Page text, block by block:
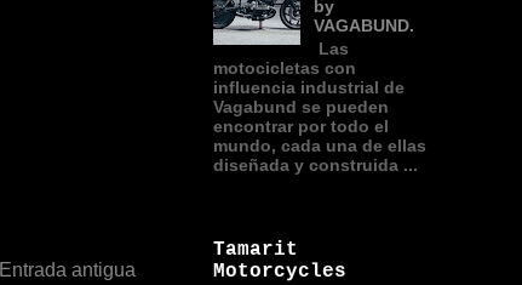
Entrada antigua
by
VAGABUND.
Las
motocicletas con
influencia industrial de
Vagabund se pueden
encontrar por todo el
mundo, cada una de ellas
diseñada y construida ...
Tamarit
Motorcycles